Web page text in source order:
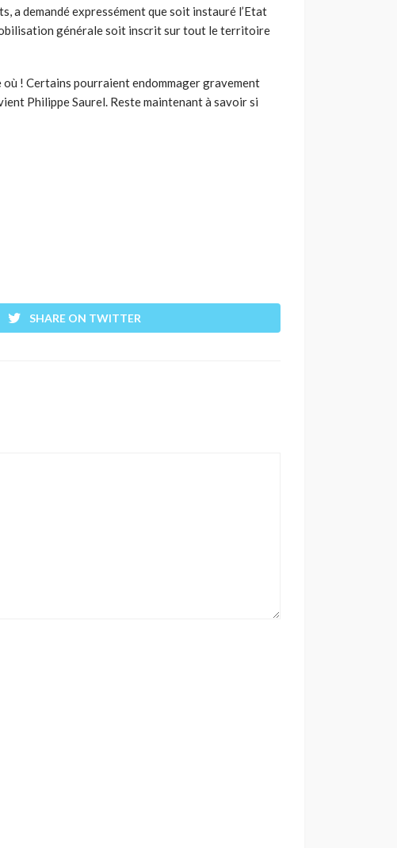
a demandé expressément que soit instauré l’Etat
générale soit inscrit sur tout le territoire
où ! Certains pourraient endommager gravement
Philippe Saurel. Reste maintenant à savoir si
SHARE ON TWITTER